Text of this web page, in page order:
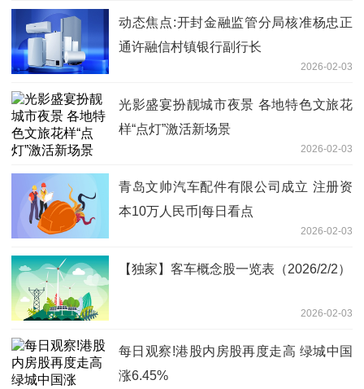
动态焦点:开封金融监管分局核准杨忠正
通许融信村镇银行副行长
2026-02-03
光影盛宴扮靓城市夜景 各地特色文旅花
样“点灯”激活新场景
2026-02-03
青岛文帅汽车配件有限公司成立 注册资
本10万人民币|每日看点
2026-02-03
【独家】客车概念股一览表（2026/2/2）
2026-02-03
每日观察!港股内房股再度走高 绿城中国
涨6.45%